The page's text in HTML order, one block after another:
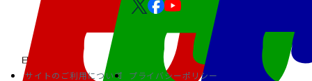
サイトのご利用について
プライバシーポリシー